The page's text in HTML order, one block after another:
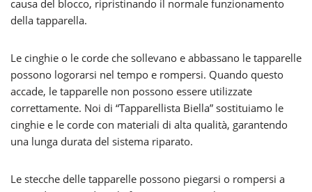
causa del blocco, ripristinando il normale funzionamento
della tapparella.
Le cinghie o le corde che sollevano e abbassano le tapparelle
possono logorarsi nel tempo e rompersi. Quando questo
accade, le tapparelle non possono essere utilizzate
correttamente. Noi di “Tapparellista Biella” sostituiamo le
cinghie e le corde con materiali di alta qualità, garantendo
una lunga durata del sistema riparato.
Le stecche delle tapparelle possono piegarsi o rompersi a